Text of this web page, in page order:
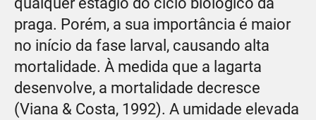
praga. Porém, a sua importância é maior
no início da fase larval, causando alta
mortalidade. À medida que a lagarta
desenvolve, a mortalidade decresce
(Viana & Costa, 1992). A umidade elevada